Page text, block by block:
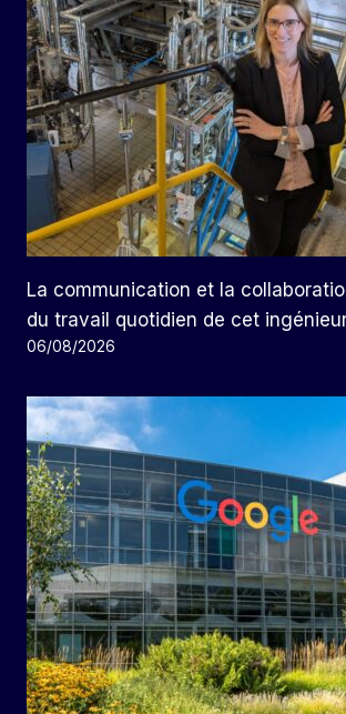
La communication et la
du travail quotidien de cet
06/08/2026